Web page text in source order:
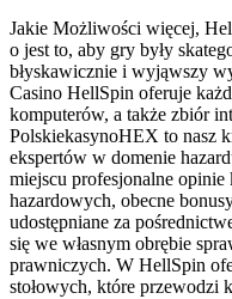
Jakie Możliwości więcej,
o jest to, aby gry były
błyskawicznie i wyjąwszy
Casino HellSpin oferuje
komputerów, a także zbiór
PolskiekasynoHEX to nasz
ekspertów w domenie
miejscu profesjonalne
hazardowych, obecne
udostępniane za
się we własnym obrębie
prawniczych. W HellSpin
stołowych, które przewodzi